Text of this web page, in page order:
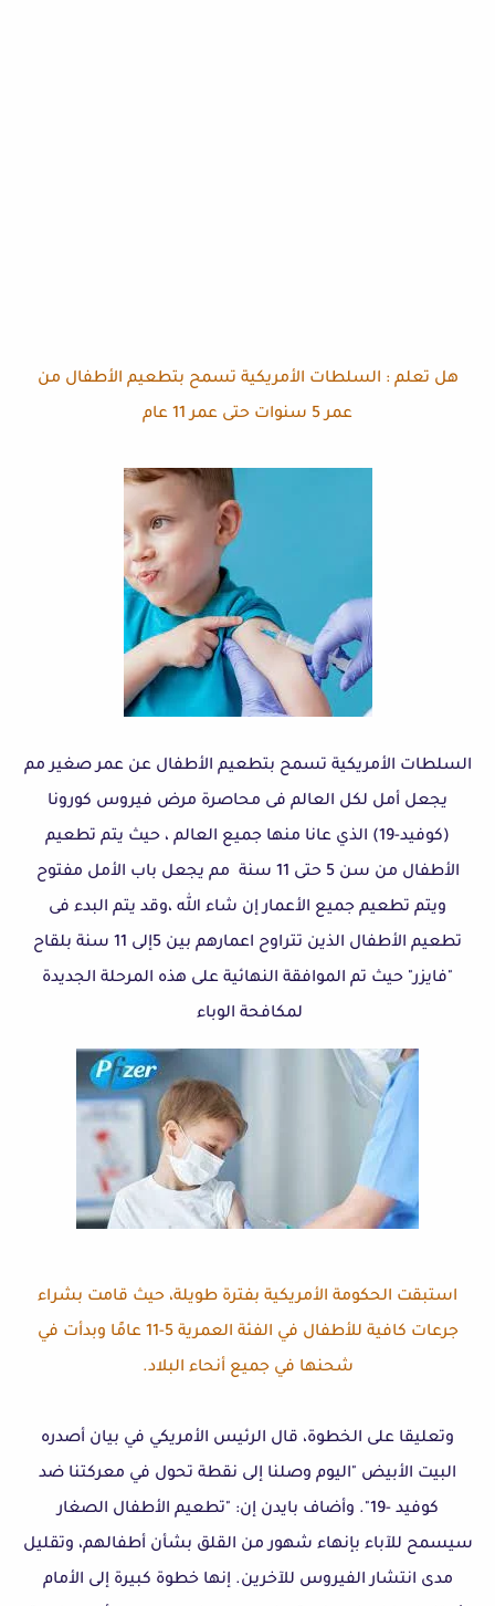
هل تعلم : السلطات الأمريكية تسمح بتطعيم الأطفال من
عمر 5 سنوات حتى عمر 11 عام
السلطات الأمريكية تسمح بتطعيم الأطفال عن عمر صغير مم
يجعل أمل لكل العالم فى محاصرة مرض فيروس كورونا
(كوفيد-19) الذي عانا منها جميع العالم ، حيث يتم تطعيم
الأطفال من سن 5 حتى 11 سنة مم يجعل باب الأمل مفتوح
ويتم تطعيم جميع الأعمار إن شاء الله ،وقد يتم البدء فى
تطعيم الأطفال الذين تتراوح اعمارهم بين 5إلى 11 سنة بلقاح
"فايزر" حيث تم الموافقة النهائية على هذه المرحلة الجديدة
لمكافحة الوباء
استبقت الحكومة الأمريكية بفترة طويلة، حيث قامت بشراء
جرعات كافية للأطفال في الفئة العمرية 5-11 عامًا وبدأت في
شحنها في جميع أنحاء البلاد.
وتعليقا على الخطوة، قال الرئيس الأمريكي في بيان أصدره
البيت الأبيض "اليوم وصلنا إلى نقطة تحول في معركتنا ضد
كوفيد -19". وأضاف بايدن إن: "تطعيم الأطفال الصغار
سيسمح للآباء بإنهاء شهور من القلق بشأن أطفالهم، وتقليل
مدى انتشار الفيروس للآخرين. إنها خطوة كبيرة إلى الأمام